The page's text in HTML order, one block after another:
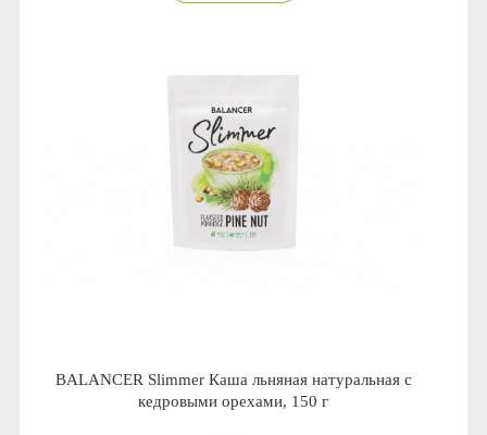
BALANCER Slimmer Каша льняная натуральная с
кедровыми орехами, 150 г